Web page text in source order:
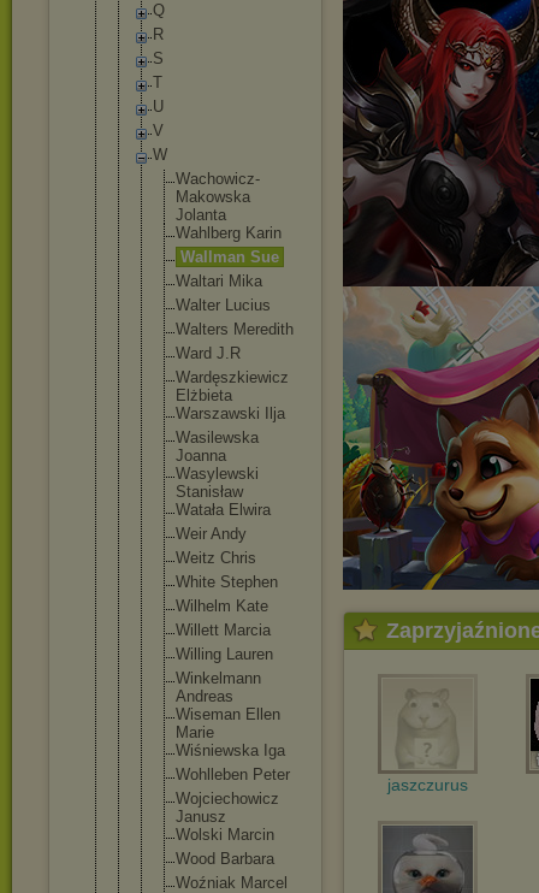
Q
R
S
T
U
V
W
Wachowicz-
Makows ka
Jolanta
Wahlberg Karin
Wallman Sue
Waltari Mika
Walter Lucius
Walters Meredith
Ward J.R
Wardęszkiewicz
Elżbieta
Warszaws ki Ilja
Wasilews ka
Joanna
Wasylews ki
Stanisław
Watała Elwira
Weir Andy
Weitz Chris
White Stephen
Wilhelm Kate
Willett Marcia
Willing Lauren
Winkelmann
Andreas
Wiseman Ellen
Marie
Wiśniews ka Iga
Wohlleben Peter
Wojciechowicz
Janusz
Wolski Marcin
Wood Barbara
Woźniak Marcel
jaszczurus